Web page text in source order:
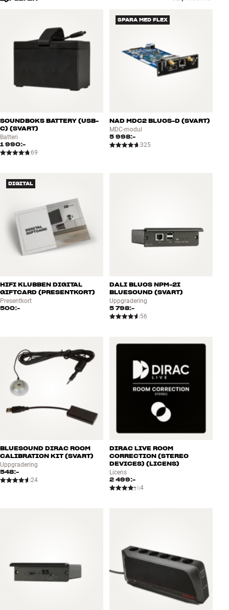
INSPIRATION
NYHETER
Hitta Butik
Kundtjänst
Bygg med ljud
SOUNDBOKS BATTERY (USB-
C) (SVART)
Batteri
1 990:-
69
SPARA MED FLEX
NAD MDC2 BLUOS-D (SVART)
MDC-modul
5 998:-
325
DIGITAL
HIFI KLUBBEN DIGITAL
GIFTCARD (PRESENTKORT)
Presentkort
500:-
DALI BLUOS NPM-2I
BLUESOUND (SVART)
Uppgradering
5 798:-
56
BLUESOUND DIRAC ROOM
CALIBRATION KIT (SVART)
Uppgradering
548:-
24
DIRAC LIVE ROOM
CORRECTION (STEREO
DEVICES) (LICENS)
Licens
2 499:-
4